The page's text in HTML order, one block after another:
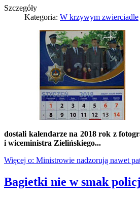
Szczegóły
Kategoria: W krzywym zwierciadle
dostali kalendarze na 2018 rok z
i wiceministra Zielińskiego...
Więcej o: Ministrowie nadzorują nawet
Bagietki nie w smak